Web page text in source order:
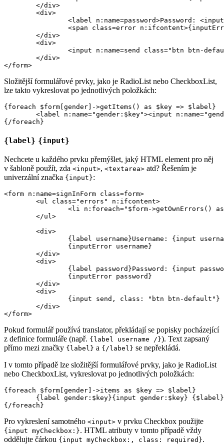
Složitější formulářové prvky, jako je RadioList nebo CheckboxList,
lze takto vykreslovat po jednotlivých položkách:
{foreach $form[gender]->getItems() as $key => $label}
{label} {input}
Nechcete u každého prvku přemýšlet, jaký HTML element pro něj
v šabloně použít, zda <input>, <textarea> atd? Řešením je
univerzální značka {input}:
<form n:name=signInForm class=form>
Pokud formulář používá translator, překládají se popisky pocházející
z definice formuláře (např. {label username /}). Text zapsaný
přímo mezi značky {label} a {/label} se nepřekládá.
I v tomto případě lze složitější formulářové prvky, jako je RadioList
nebo CheckboxList, vykreslovat po jednotlivých položkách:
{foreach $form[gender]->items as $key => $label}
Pro vykreslení samotného <input> v prvku Checkbox použijte
{input myCheckbox:}. HTML atributy v tomto případě vždy
oddělujte čárkou {input myCheckbox:, class: required}.